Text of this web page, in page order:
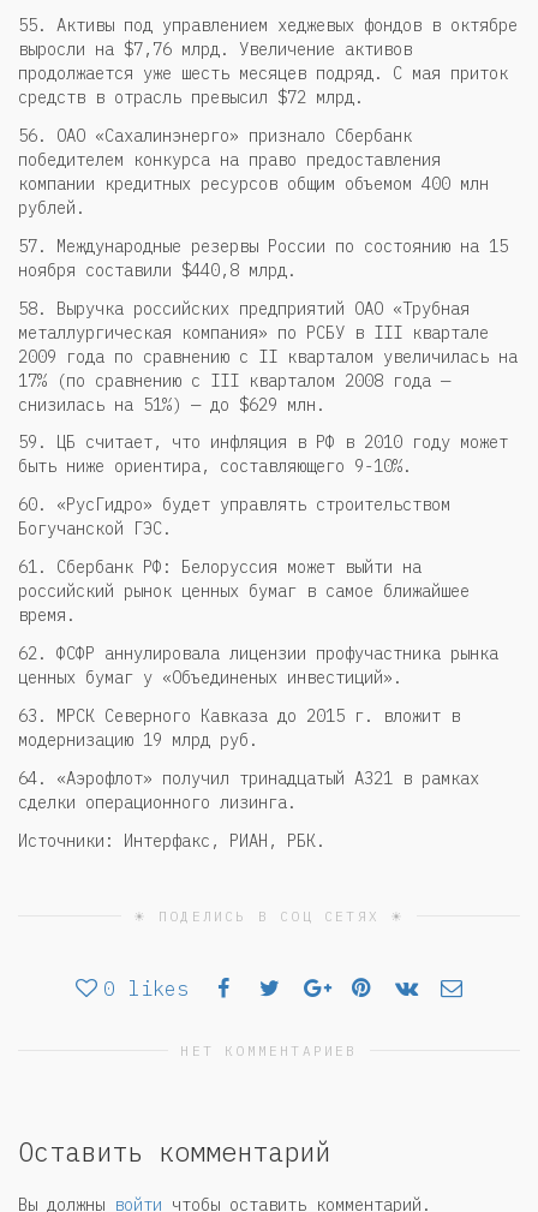
55. Активы под управлением хеджевых фондов в октябре
выросли на $7,76 млрд. Увеличение активов
продолжается уже шесть месяцев подряд. С мая приток
средств в отрасль превысил $72 млрд.
56. ОАО «Сахалинэнерго» признало Сбербанк
победителем конкурса на право предоставления
компании кредитных ресурсов общим объемом 400 млн
рублей.
57. Международные резервы России по состоянию на 15
ноября составили $440,8 млрд.
58. Выручка российских предприятий ОАО «Трубная
металлургическая компания» по РСБУ в III квартале
2009 года по сравнению с II кварталом увеличилась на
17% (по сравнению с III кварталом 2008 года —
снизилась на 51%) — до $629 млн.
59. ЦБ считает, что инфляция в РФ в 2010 году может
быть ниже ориентира, составляющего 9-10%.
60. «РусГидро» будет управлять строительством
Богучанской ГЭС.
61. Сбербанк РФ: Белоруссия может выйти на
российский рынок ценных бумаг в самое ближайшее
время.
62. ФСФР аннулировала лицензии профучастника рынка
ценных бумаг у «Объединеных инвестиций».
63. МРСК Северного Кавказа до 2015 г. вложит в
модернизацию 19 млрд руб.
64. «Аэрофлот» получил тринадцатый А321 в рамках
сделки операционного лизинга.
Источники: Интерфакс, РИАН, РБК.
☀ ПОДЕЛИСЬ В СОЦ СЕТЯХ ☀
0 likes
НЕТ КОММЕНТАРИЕВ
Оставить комментарий
Вы должны войти чтобы оставить комментарий.